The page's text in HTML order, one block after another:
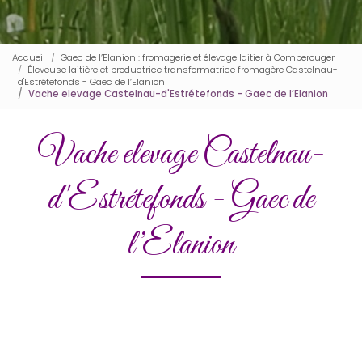
Accueil
Gaec de l’Elanion : fromagerie et élevage laitier à Comberouger
Éleveuse laitière et productrice transformatrice fromagère Castelnau-
d'Estrétefonds - Gaec de l’Elanion
Vache elevage Castelnau-d'Estrétefonds - Gaec de l’Elanion
Vache elevage Castelnau-
d'Estrétefonds - Gaec de
l’Elanion